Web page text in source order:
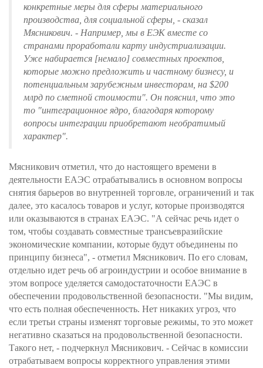
конкретные меры для сферы материального
производства, для социальной сферы, - сказал
Мясникович. - Например, мы в ЕЭК вместе со
странами проработали карту индустриализации.
Уже набирается [немало] совместных проектов,
которые можно предложить и частному бизнесу, и
потенциальным зарубежным инвесторам, на $200
млрд по сметной стоимости". Он пояснил, что это
то "интеграционное ядро, благодаря которому
вопросы интеграции приобретают необратимый
характер".
Мясникович отметил, что до настоящего времени в
деятельности ЕАЭС отрабатывались в основном вопросы
снятия барьеров во внутренней торговле, ограничений и так
далее, это касалось товаров и услуг, которые производятся
или оказываются в странах ЕАЭС. "А сейчас речь идет о
том, чтобы создавать совместные трансъевразийские
экономические компании, которые будут объединены по
принципу бизнеса", - отметил Мясникович. По его словам,
отдельно идет речь об агроиндустрии и особое внимание в
этом вопросе уделяется самодостаточности ЕАЭС в
обеспечении продовольственной безопасности. "Мы видим,
что есть полная обеспеченность. Нет никаких угроз, что
если третьи страны изменят торговые режимы, то это может
негативно сказаться на продовольственной безопасности.
Такого нет, - подчеркнул Мясникович. - Сейчас в комиссии
отрабатываем вопросы корректного управления этими